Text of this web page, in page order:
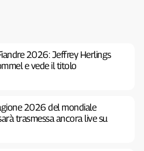
2026: Jeffrey Herlings
e vede il titolo
2026 del mondiale
trasmessa ancora live su